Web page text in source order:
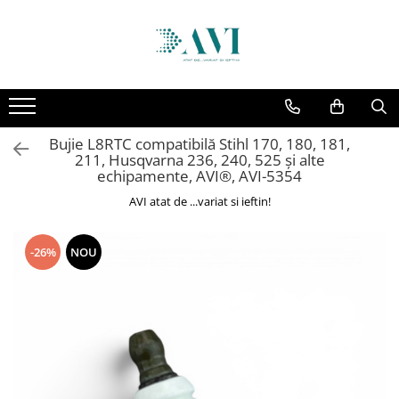
Casa
Accesorii uscatoare rufe
Aparate electrocasnice & accesorii
Aparate si accesorii intretinere
de contact
Perii de par si piepteni
Baterii sanitare baie
Coloane de dus si seturi de dus
Bujie L8RTC compatibilă Stihl 170, 180, 181,
211, Husqvarna 236, 240, 525 și alte
echipamente, AVI®, AVI-5354
AVI atat de ...variat si ieftin!
-26% NOU